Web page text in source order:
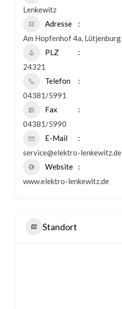
Lenkewitz
Adresse
Am Hopfenhof 4a, Lütjenburg
PLZ
24321
Telefon
04381/5991
Fax
04381/5990
E-Mail
service@elektro-lenkewitz.de
Website
www.elektro-lenkewitz.de
Standort